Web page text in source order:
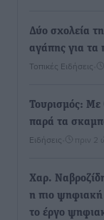
Δύο σχολεία
αγάπης για τα
Τοπικές Ειδήσεις
Τουρισμός: Με
παρά τα
Ειδήσεις πριν 2
Χαρ.
η πιο ψηφιακή
το έργο